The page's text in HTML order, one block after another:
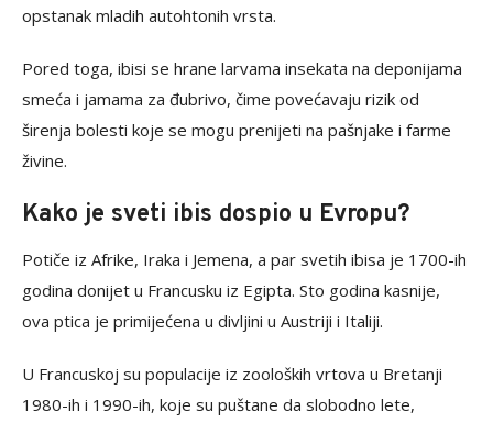
opstanak mladih autohtonih vrsta.
Pored toga, ibisi se hrane larvama insekata na deponijama
smeća i jamama za đubrivo, čime povećavaju rizik od
širenja bolesti koje se mogu prenijeti na pašnjake i farme
živine.
Kako je sveti ibis dospio u Evropu?
Potiče iz Afrike, Iraka i Jemena, a par svetih ibisa je 1700-ih
godina donijet u Francusku iz Egipta. Sto godina kasnije,
ova ptica je primijećena u divljini u Austriji i Italiji.
U Francuskoj su populacije iz zooloških vrtova u Bretanji
1980-ih i 1990-ih, koje su puštane da slobodno lete,